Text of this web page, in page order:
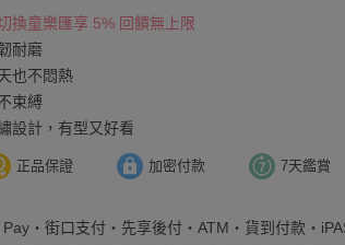
換童樂匯享 5% 回饋無上限
耐磨
也不悶熱
束縛
設計，有型又好看
正品保證 加密付款 7天鑑賞
・街口支付・先享後付・ATM・貨到付款・